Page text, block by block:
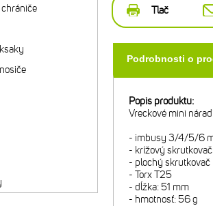
Tlač
Podrobnosti o
Popis produktu:
Vreckové mini
- imbusy 3/4/5/6
- krížový skrutkovač
- plochý skrutkovač
- Torx T25
- dĺžka: 51 mm
- hmotnosť: 56 g